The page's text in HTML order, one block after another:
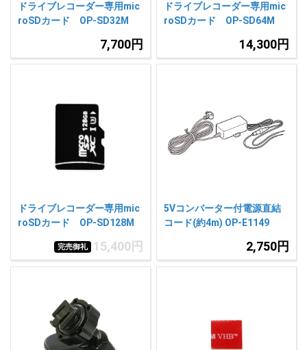
大口注文はこちら
ドライブレコーダー専用mic
roSDカード OP-SD32M
7,700円
ドライブレコーダー専用mic
roSDカード OP-SD64M
14,300円
ドライブレコーダー専用mic
roSDカード OP-SD128M
完売御礼 15,400円
5Vコンバーター付電源直結
コード(約4m) OP-E1149
2,750円